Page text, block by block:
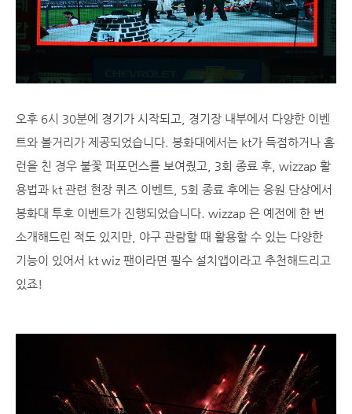
오후 6시 30분에 경기가 시작되고, 경기장 내부에서 다양한 이벤
트와 볼거리가 제공되었습니다. 봉화대에서는 kt가 득점하거나 홈
런을 친 경우 불꽃 퍼포먼스를 보여줬고, 3회 종료 후, wizzap 활
용법과 kt 관련 현장 퀴즈 이벤트, 5회 종료 후에는 응원 단상에서
봉화대 투호 이벤트가 진행되었습니다. wizzap 은 예전에 한 번
소개해드린 적도 있지만, 야구 관람할 때 활용할 수 있는 다양한
기능이 있어서 kt wiz 팬이라면 필수 설치앱이라고 추천해드리고
있죠!